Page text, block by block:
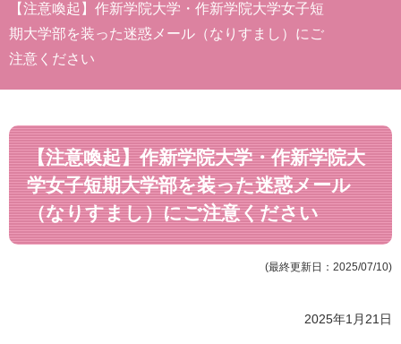
【注意喚起】作新学院大学・作新学院大学女子短
期大学部を装った迷惑メール（なりすまし）にご
注意ください
【注意喚起】作新学院大学・作新学院大
学女子短期大学部を装った迷惑メール
（なりすまし）にご注意ください
(最終更新日：2025/07/10)
2025年1月21日